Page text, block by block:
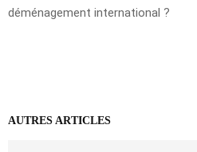
déménagement international ?
AUTRES ARTICLES